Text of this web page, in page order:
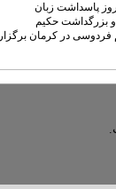
پاسداشت زبان
بزرگداشت حکیم
فردوسی در کرمان برگزار